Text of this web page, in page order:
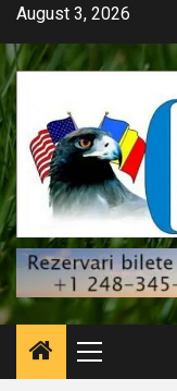
Skip
content
August 3, 2026
Primary
Menu